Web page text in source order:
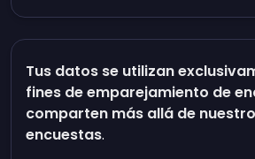
Tus datos se utilizan
fines de emparejamiento de
comparten más allá de
encuestas.